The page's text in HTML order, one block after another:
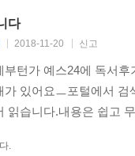
이드라인을 제시한다
곳을 생각해 보는 것
절함의 또 다른 표현이
리를 마련하는 동시에
다
2018-11-20 신고
부턴가 예스24에 독서
가 있어요ㅡ포털에서
읽습니다.내용은 쉽고
.